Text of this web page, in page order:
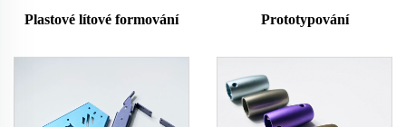
Plastové lítové formování Prototypování